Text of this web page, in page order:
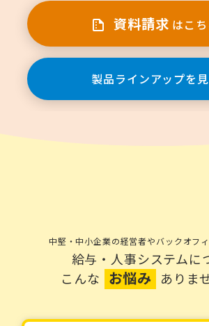
資料請求 はこ
製品ラインアップを
中堅・中小企業の経営者やバックオフ
給与・人事システムに
こんな お悩み ありま